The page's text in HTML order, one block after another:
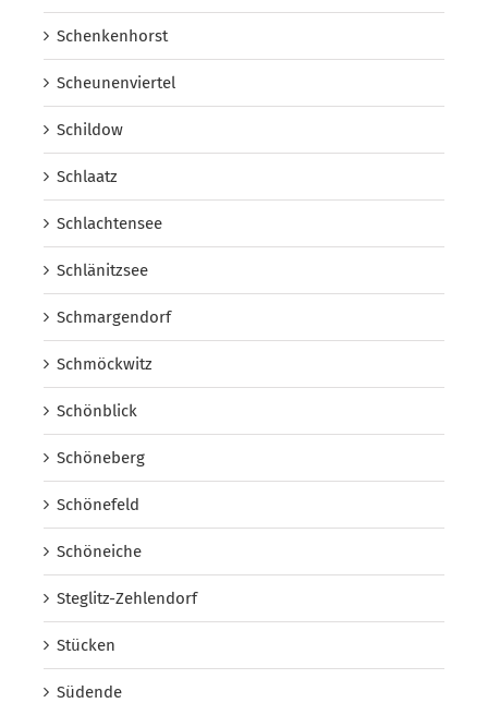
Schenkenhorst
Scheunenviertel
Schildow
Schlaatz
Schlachtensee
Schlänitzsee
Schmargendorf
Schmöckwitz
Schönblick
Schöneberg
Schönefeld
Schöneiche
Steglitz-Zehlendorf
Stücken
Südende